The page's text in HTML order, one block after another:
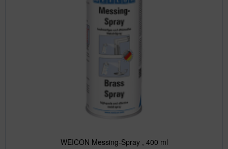
WEICON Messing-Spray , 400 ml